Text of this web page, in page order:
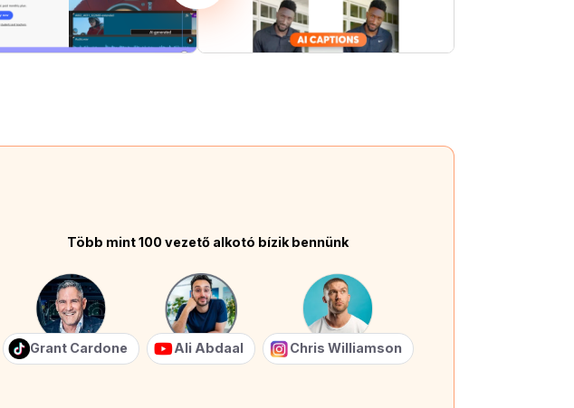
Több mint 100 vezető alkotó bízik bennünk
Grant Cardone Ali Abdaal Chris Williamson